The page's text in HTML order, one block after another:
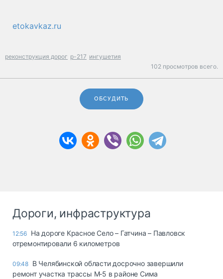
etokavkaz.ru
реконструкция дорог р-217 ингушетия
102 просмотров всего.
ОБСУДИТЬ
Дороги, инфраструктура
12:56 На дороге Красное Село – Гатчина – Павловск
отремонтировали 6 километров
09:48 В Челябинской области досрочно завершили
ремонт участка трассы М‑5 в районе Сима